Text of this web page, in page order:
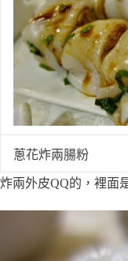
蔥花炸兩腸粉
炸兩外皮QQ的，裡面